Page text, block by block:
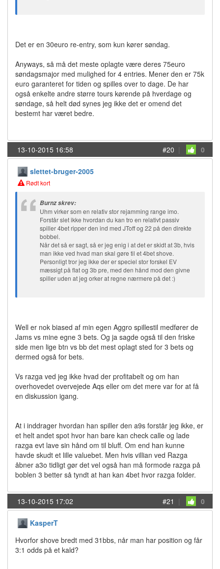
Det er en 30euro re-entry, som kun kører søndag.
Anyways, så må det meste oplagte være deres 75euro
søndagsmajor med mulighed for 4 entries. Mener den er 75k
euro garanteret for tiden og spilles over to dage. De har
også enkelte andre større tours kørende på hverdage og
søndage, så helt død synes jeg ikke det er omend det
bestemt har været bedre.
13-10-2015 16:58 #20 | 0
slettet-bruger-2005
Rødt kort
Burnz skrev:
Uhm virker som en relativ stor rejamming range imo.
Forstår slet ikke hvordan du kan tro en relativt passiv
spiller 4bet ripper den ind med JToff og 22 på den direkte
bobbel.
Når det så er sagt, så er jeg enig i at det er skidt at 3b, hvis
man ikke ved hvad man skal gøre til et 4bet shove.
Personligt tror jeg ikke der er speciel stor forskel EV
mæssigt på flat og 3b pre, med den hånd mod den givne
spiller uden at jeg orker at regne nærmere på det :)
Well er nok biased af min egen Aggro spillestil medfører de
Jams vs mine egne 3 bets. Og ja sagde også til den friske
side men lige btn vs bb det mest oplagt sted for 3 bets og
dermed også for bets.
Vs razga ved jeg ikke hvad der profitabelt og om han
overhovedet overvejede Aqs eller om det mere var for at få
en diskussion igang.
At i inddrager hvordan han spiller den a9s forstår jeg ikke, er
et helt andet spot hvor han bare kan check calle og lade
razga evt lave sin hånd om til bluff. Om end han kunne
havde skudt et lille valuebet. Men hvis villian ved Razga
åbner a3o tidligt gør det vel også han må formode razga på
boblen 3 better så tyndt at han kan 4bet hvor razga folder.
13-10-2015 17:02 #21 | 0
KasperT
Hvorfor shove bredt med 31bbs, når man har position og får
3:1 odds på et kald?